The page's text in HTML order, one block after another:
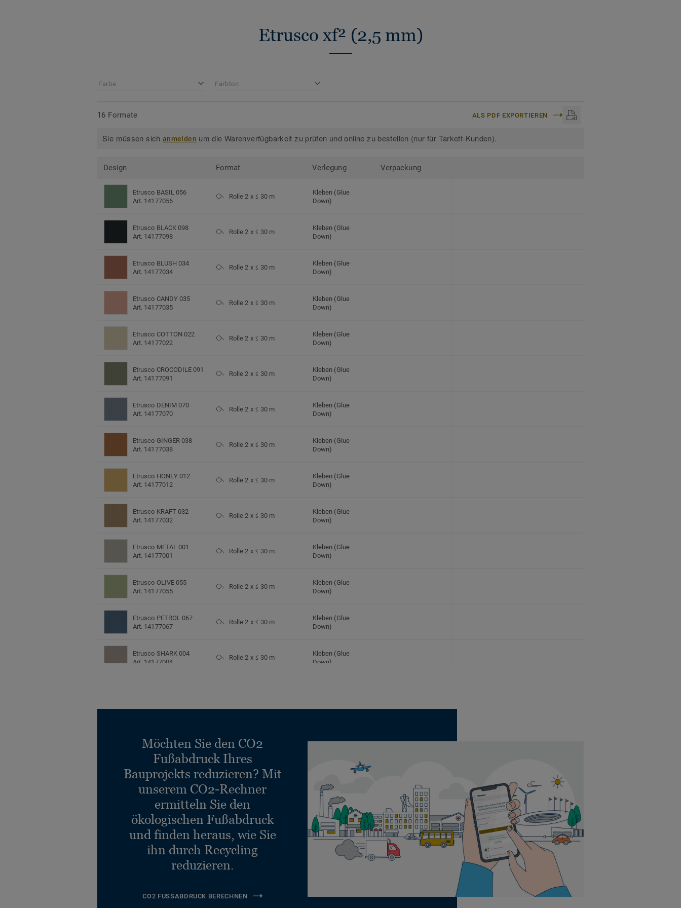
Etrusco xf² (2,5 mm)
Farbe Farbton
16 Formate ALS PDF EXPORTIEREN
Sie müssen sichanmelden um die Warenverfügbarkeit zu prüfen und online zu bestellen (nur für Tarkett-Kunden).
Design Format Verlegung Verpackung
Etrusco BASIL 056
Art. 14177056
Rolle 2 x ≤ 30 m
Kleben (Glue
Down)
Etrusco BLACK 098
Art. 14177098
Rolle 2 x ≤ 30 m
Kleben (Glue
Down)
Etrusco BLUSH 034
Art. 14177034
Rolle 2 x ≤ 30 m
Kleben (Glue
Down)
Etrusco CANDY 035
Art. 14177035
Rolle 2 x ≤ 30 m
Kleben (Glue
Down)
Etrusco COTTON 022
Art. 14177022
Rolle 2 x ≤ 30 m
Kleben (Glue
Down)
Etrusco CROCODILE 091
Art. 14177091
Rolle 2 x ≤ 30 m
Kleben (Glue
Down)
Etrusco DENIM 070
Art. 14177070
Rolle 2 x ≤ 30 m
Kleben (Glue
Down)
Etrusco GINGER 038
Art. 14177038
Rolle 2 x ≤ 30 m
Kleben (Glue
Down)
Etrusco HONEY 012
Art. 14177012
Rolle 2 x ≤ 30 m
Kleben (Glue
Down)
Etrusco KRAFT 032
Art. 14177032
Rolle 2 x ≤ 30 m
Kleben (Glue
Down)
Etrusco METAL 001
Art. 14177001
Rolle 2 x ≤ 30 m
Kleben (Glue
Down)
Etrusco OLIVE 055
Art. 14177055
Rolle 2 x ≤ 30 m
Kleben (Glue
Down)
Etrusco PETROL 067
Art. 14177067
Rolle 2 x ≤ 30 m
Kleben (Glue
Down)
Etrusco SHARK 004
Art. 14177004
Rolle 2 x ≤ 30 m
Kleben (Glue
Down)
Möchten Sie den CO2
Fußabdruck Ihres
Bauprojekts reduzieren? Mit
unserem CO2-Rechner
ermitteln Sie den
ökologischen Fußabdruck
und finden heraus, wie Sie
ihn durch Recycling
reduzieren.
CO2 FUSSABDRUCK BERECHNEN